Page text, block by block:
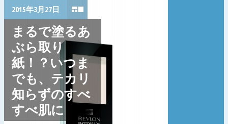
2015年3月27日
まるで塗るあ
ぶら取り
紙！？いつま
でも、テカリ
知らずのすべ
すべ肌に